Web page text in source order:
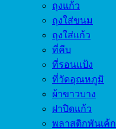
ถุงแก้ว
ถุงใส่ขนม
ถุงใส่แก้ว
ที่คีบ
ที่รอนแป้ง
ที่วัดอุณหภูมิ
ผ้าขาวบาง
ฝาปิดแก้ว
พลาสติกพันเค้ก